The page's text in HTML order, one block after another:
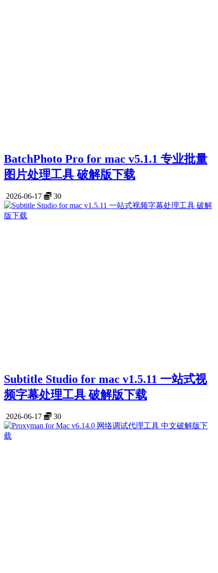
BatchPhoto Pro for mac v5.1.1 专业批量
图片处理工具 破解版下载
2026-06-17 30
Subtitle Studio for mac v1.5.11 一站式视
频字幕处理工具 破解版下载
2026-06-17 30